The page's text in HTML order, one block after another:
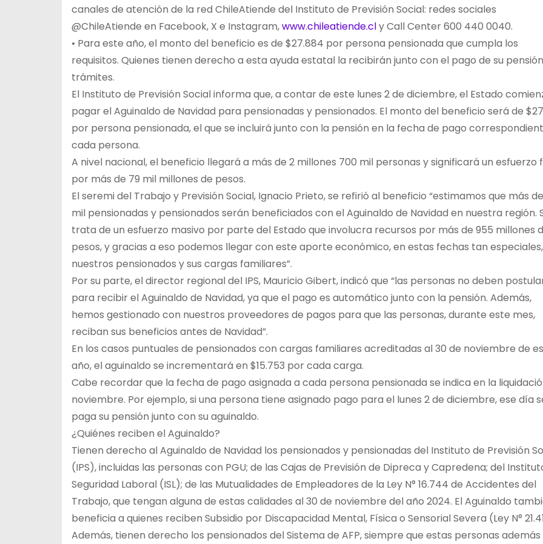
canales de atención de la red ChileAtiende del Instituto de Previsión Social: redes sociales
@ChileAtiende en Facebook, X e Instagram,www.chileatiende.cly Call Center 600 440 0040.
• Para este año, el monto del beneficio es de $27.884 por persona pensionada que cumpla los
requisitos. Quienes tienen derecho a esta ayuda estatal la recibirán junto con el pago de su
trámites.
El Instituto de Previsión Social informa que, a contar de este lunes 2 de diciembre, el Estado
pagar el Aguinaldo de Navidad para pensionadas y pensionados. El monto del beneficio será de
por persona pensionada, el que se incluirá junto con la pensión en la fecha de pago
cada persona.
A nivel nacional, el beneficio llegará a más de 2 millones 700 mil personas y significará un esfuerzo
por más de 79 mil millones de pesos.
El seremi del Trabajo y Previsión Social, Ignacio Prieto, se refirió al beneficio “estimamos que más
mil pensionadas y pensionados serán beneficiados con el Aguinaldo de Navidad en nuestra región.
trata de un esfuerzo masivo por parte del Estado que involucra recursos por más de 955 millones
pesos, y gracias a eso podemos llegar con este aporte económico, en estas fechas tan
nuestros pensionados y sus cargas familiares”.
Por su parte, el director regional del IPS, Mauricio Gibert, indicó que “las personas no deben
para recibir el Aguinaldo de Navidad, ya que el pago es automático junto con la pensión. Además,
hemos gestionado con nuestros proveedores de pagos para que las personas, durante este mes,
reciban sus beneficios antes de Navidad”.
En los casos puntuales de pensionados con cargas familiares acreditadas al 30 de noviembre de
año, el aguinaldo se incrementará en $15.753 por cada carga.
Cabe recordar que la fecha de pago asignada a cada persona pensionada se indica en la
noviembre. Por ejemplo, si una persona tiene asignado pago para el lunes 2 de diciembre, ese día
paga su pensión junto con su aguinaldo.
¿Quiénes reciben el Aguinaldo?
Tienen derecho al Aguinaldo de Navidad los pensionados y pensionadas del Instituto de Previsión
(IPS), incluidas las personas con PGU; de las Cajas de Previsión de Dipreca y Capredena; del
Seguridad Laboral (ISL); de las Mutualidades de Empleadores de la Ley N° 16.744 de Accidentes del
Trabajo, que tengan alguna de estas calidades al 30 de noviembre del año 2024. El Aguinaldo
beneficia a quienes reciben Subsidio por Discapacidad Mental, Física o Sensorial Severa (Ley N°
Además, tienen derecho los pensionados del Sistema de AFP, siempre que estas personas además